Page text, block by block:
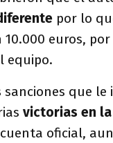
por lo
euros,
equipo.
que le
victorias en la
oficial,